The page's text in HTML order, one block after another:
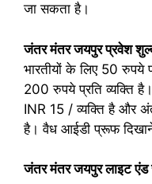
जा सकता है।
जंतर मंतर जयपुर प्रवेश
भारतीयों के लिए 50 रुपये
200 रुपये प्रति व्यक्ति
INR 15 / व्यक्ति है और
है। वैध आईडी प्रूफ
जंतर मंतर जयपुर लाइट एंड